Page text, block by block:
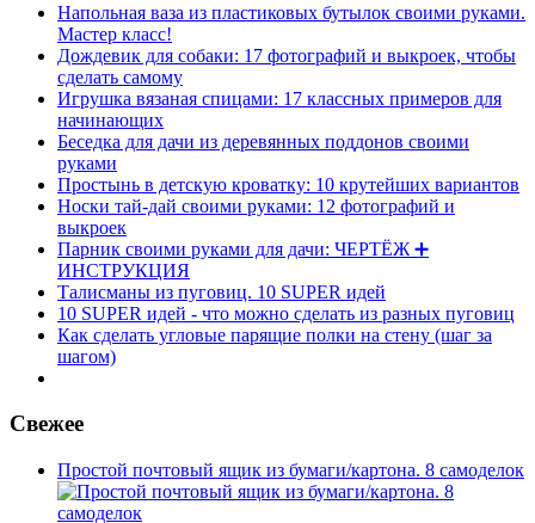
Напольная ваза из пластиковых бутылок своими руками.
Мастер класс!
Дождевик для собаки: 17 фотографий и выкроек, чтобы
сделать самому
Игрушка вязаная спицами: 17 классных примеров для
начинающих
Беседка для дачи из деревянных поддонов своими
руками
Простынь в детскую кроватку: 10 крутейших вариантов
Носки тай-дай своими руками: 12 фотографий и
выкроек
Парник своими руками для дачи: ЧЕРТЁЖ ➕
ИНСТРУКЦИЯ
Талисманы из пуговиц. 10 SUPER идей
10 SUPER идей - что можно сделать из разных пуговиц
Как сделать угловые парящие полки на стену (шаг за
шагом)
Свежее
Простой почтовый ящик из бумаги/картона. 8 самоделок